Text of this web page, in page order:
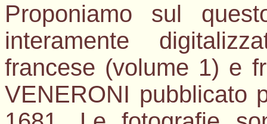
Proponiamo sul
interamente
francese (volume 1) e
VENERONI pubblicato